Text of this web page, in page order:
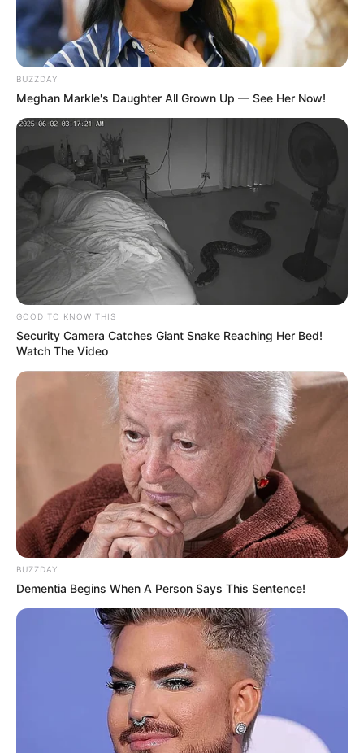
ΤΑΥΤΟΤΗΤΑ ΚΑΙ ΕΠΙΚΟΙΝΩΝΙΑ ΟΡΟΙ ΧΡΗΣΗΣ
BUZZDAY
Meghan Markle's Daughter All Grown Up — See Her Now!
GOOD TO KNOW THIS
Security Camera Catches Giant Snake Reaching Her Bed!
Watch The Video
BUZZDAY
Dementia Begins When A Person Says This Sentence!